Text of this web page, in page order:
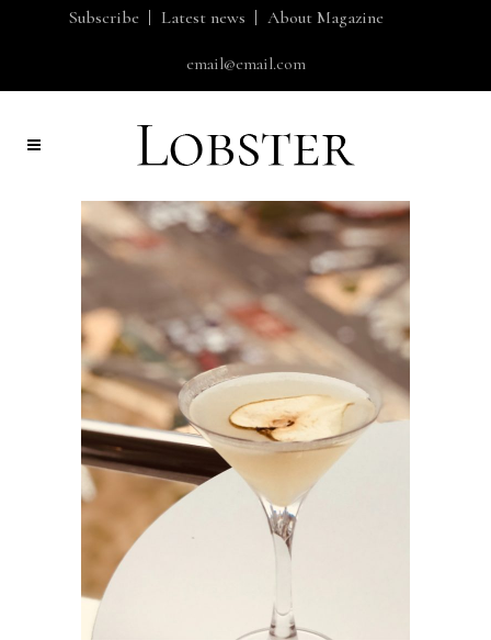
Subscribe Latest news About Magazine
email@email.com